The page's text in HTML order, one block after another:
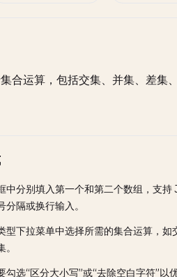
合运算，包括交集、并集、差集
中分别填入第一个和第二个数组，支持
分隔或换行输入。
型下拉菜单中选择所需的集合运算，如
勾选“区分大小写”或“去除空白字符”以